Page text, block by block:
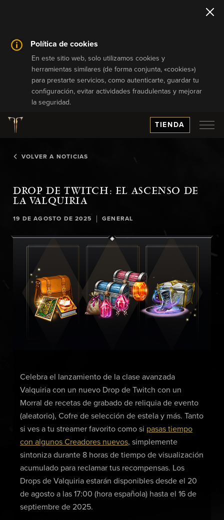
Política de cookies
En este sitio web, solo utilizamos cookies y
herramientas similares (de forma conjunta, «cookies»)
para prestarte servicios, como autenticarte, guardar tu
configuración, evitar actividades fraudulentas y mejorar
la seguridad.
TIENDA
VOLVER A NOTICIAS
DROP DE TWITCH: EL ASCENSO DE
LA VALQUIRIA
19 DE AGOSTO DE 2025 | GENERAL
Celebra el lanzamiento de la clase avanzada
Valquiria con un nuevo Drop de Twitch con un
Morral de recetas de grabado de reliquia de evento
(aleatorio), Cofre de selección de estela y más. Tanto
si ves a tu streamer favorito como si pasas tiempo
con algunos Creadores nuevos, simplemente
sintoniza durante 8 horas de tiempo de visualización
acumulado para reclamar tus recompensas. Los
Drops de Valquiria estarán disponibles desde el 20
de agosto a las 17:00 (hora española) hasta el 16 de
septiembre de 2025.